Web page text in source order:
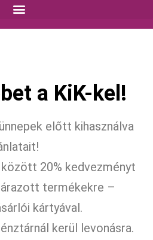
a KiK-kel!
előtt kihasználva
20% kedvezményt
termékekre –
kártyával.
kerül levonásra.